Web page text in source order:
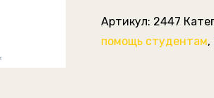
ЦНС.
Ответы
Артикул: 2447
помощь студентам,